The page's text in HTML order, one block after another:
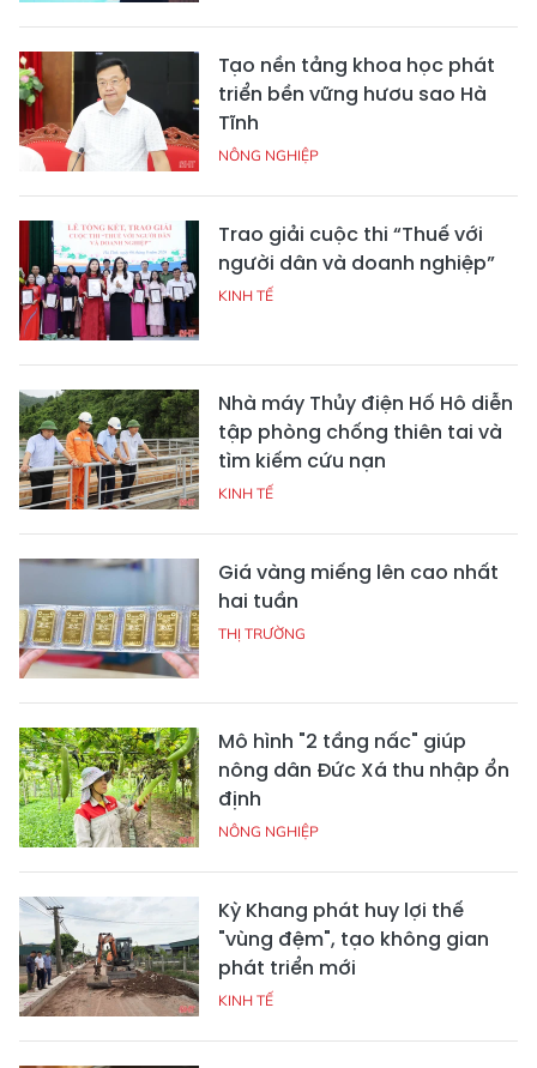
Tạo nền tảng khoa học phát
triển bền vững hươu sao Hà
Tĩnh
NÔNG NGHIỆP
Trao giải cuộc thi “Thuế với
người dân và doanh nghiệp”
KINH TẾ
Nhà máy Thủy điện Hố Hô diễn
tập phòng chống thiên tai và
tìm kiếm cứu nạn
KINH TẾ
Giá vàng miếng lên cao nhất
hai tuần
THỊ TRƯỜNG
Mô hình "2 tầng nấc" giúp
nông dân Đức Xá thu nhập ổn
định
NÔNG NGHIỆP
Kỳ Khang phát huy lợi thế
"vùng đệm", tạo không gian
phát triển mới
KINH TẾ